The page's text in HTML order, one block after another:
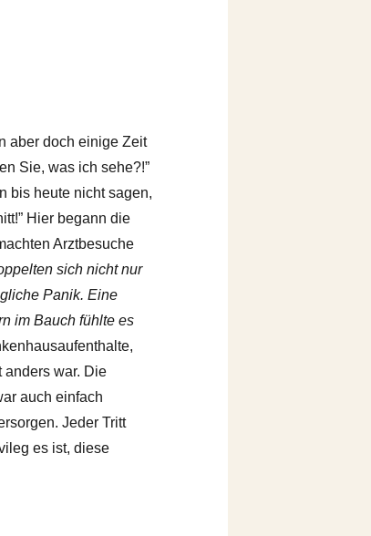
aber doch einige Zeit
Sie, was ich sehe?!”
bis heute nicht sagen,
Hier begann die
Arztbesuche
sich nicht nur
Panik. Eine
im Bauch fühlte es
anders war. Die
auch einfach
Jeder Tritt
es ist, diese